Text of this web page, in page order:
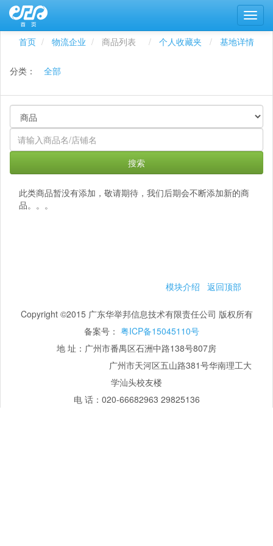
首页 物流企业 商品列表 基地详情
个人收藏夹
分类： 全部
搜索
此类商品暂没有添加，敬请期待，我们后期会不断添加新的商
品。。。
模块介绍 返回顶部
Copyright ©2015 广东华举邦信息技术有限责任公司 版权所有
备案号： 粤ICP备15045110号
地 址：广州市番禺区石洲中路138号807房
广州市天河区五山路381号华南理工大
学汕头校友楼
电 话：020-66682963 29825136